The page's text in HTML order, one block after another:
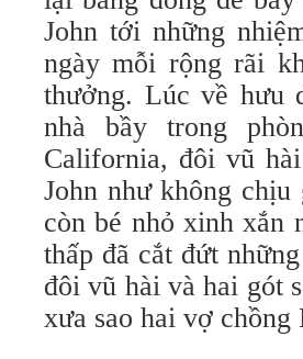
John tới những
ngày mỗi rộng rãi
thưởng. Lúc về hưu
nhà bầy trong
California, đôi vũ
John như không
còn bé nhỏ xinh xắn
thấp đã cắt đứt
đôi vũ hài và hai gót
xưa sao hai vợ